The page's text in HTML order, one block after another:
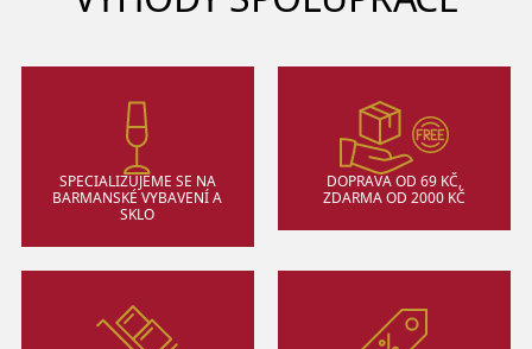
SPECIALIZUJEME SE NA
BARMANSKÉ VYBAVENÍ A
SKLO
DOPRAVA OD 69 KČ,
ZDARMA OD 2000 KČ